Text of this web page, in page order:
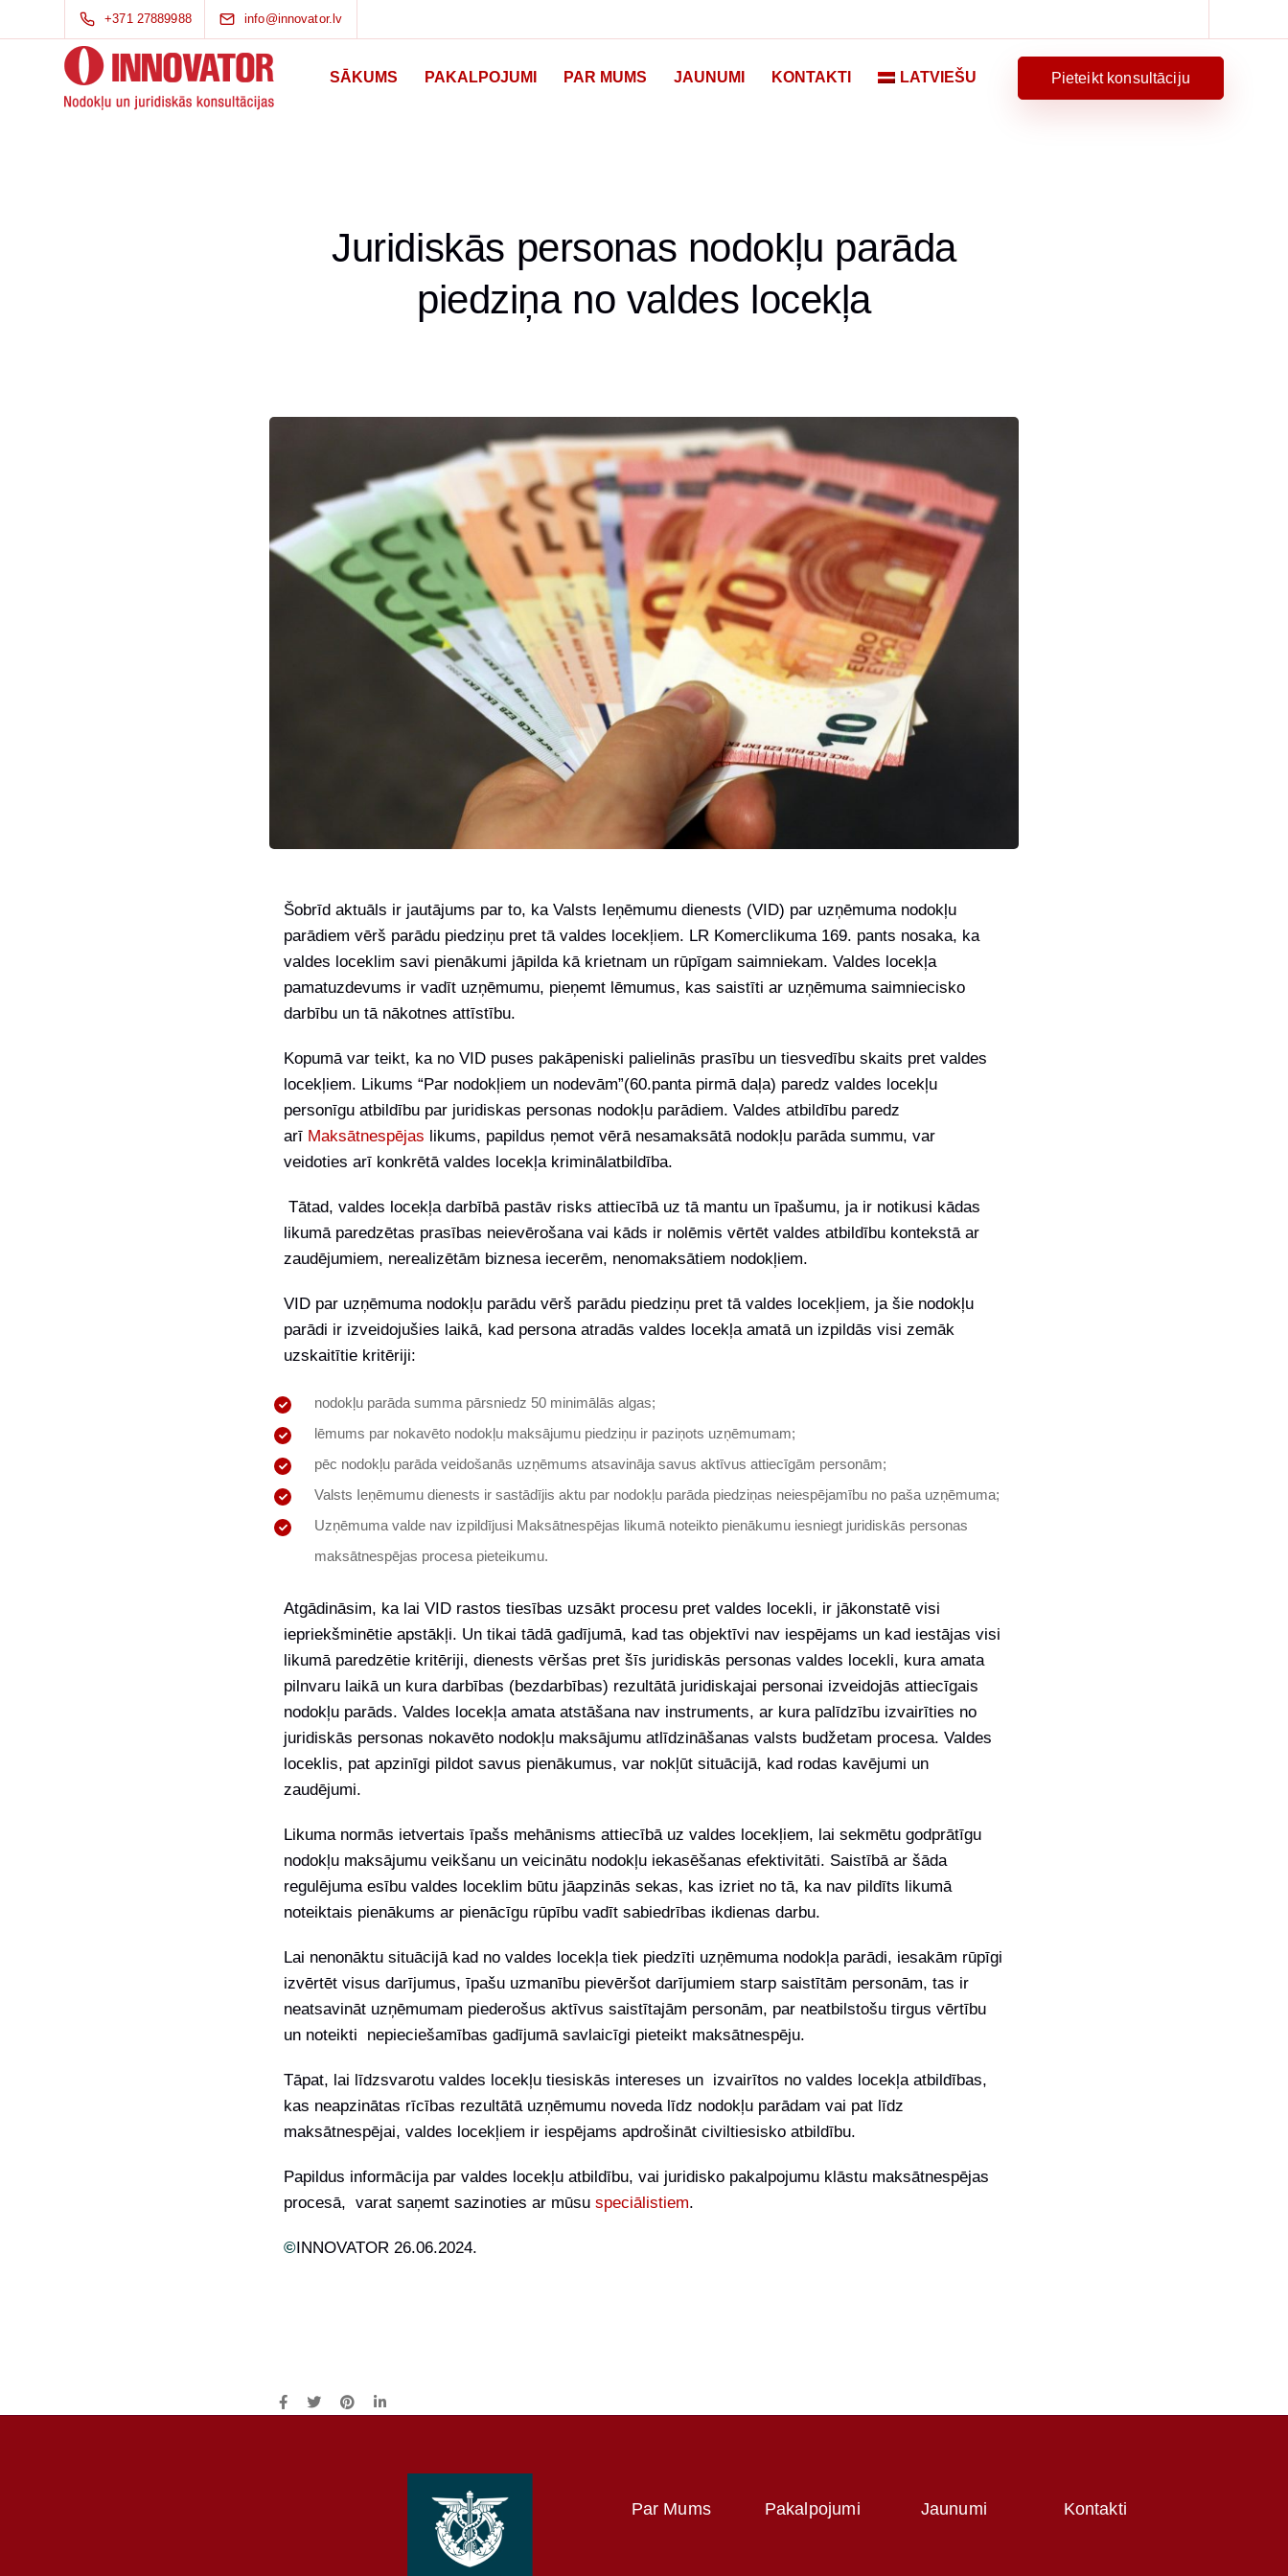
+371 27889988 info@innovator.lv
SĀKUMS PAKALPOJUMI PAR MUMS JAUNUMI KONTAKTI LATVIEŠU Pieteikt konsultāciju
Juridiskās personas nodokļu parāda
piedziņa no valdes locekļa
Šobrīd aktuāls ir jautājums par to, ka Valsts Ieņēmumu dienests (VID) par uzņēmuma nodokļu
parādiem vērš parādu piedziņu pret tā valdes locekļiem. LR Komerclikuma 169. pants nosaka, ka
valdes loceklim savi pienākumi jāpilda kā krietnam un rūpīgam saimniekam. Valdes locekļa
pamatuzdevums ir vadīt uzņēmumu, pieņemt lēmumus, kas saistīti ar uzņēmuma saimniecisko
darbību un tā nākotnes attīstību.
Kopumā var teikt, ka no VID puses pakāpeniski palielinās prasību un tiesvedību skaits pret valdes
locekļiem. Likums “Par nodokļiem un nodevām”(60.panta pirmā daļa) paredz valdes locekļu
personīgu atbildību par juridiskas personas nodokļu parādiem. Valdes atbildību paredz
arī Maksātnespējas likums, papildus ņemot vērā nesamaksātā nodokļu parāda summu, var
veidoties arī konkrētā valdes locekļa kriminālatbildība.
Tātad, valdes locekļa darbībā pastāv risks attiecībā uz tā mantu un īpašumu, ja ir notikusi kādas
likumā paredzētas prasības neievērošana vai kāds ir nolēmis vērtēt valdes atbildību kontekstā ar
zaudējumiem, nerealizētām biznesa iecerēm, nenomaksātiem nodokļiem.
VID par uzņēmuma nodokļu parādu vērš parādu piedziņu pret tā valdes locekļiem, ja šie nodokļu
parādi ir izveidojušies laikā, kad persona atradās valdes locekļa amatā un izpildās visi zemāk
uzskaitītie kritēriji:
nodokļu parāda summa pārsniedz 50 minimālās algas;
lēmums par nokavēto nodokļu maksājumu piedziņu ir paziņots uzņēmumam;
pēc nodokļu parāda veidošanās uzņēmums atsavināja savus aktīvus attiecīgām personām;
Valsts Ieņēmumu dienests ir sastādījis aktu par nodokļu parāda piedziņas neiespējamību no paša uzņēmuma;
Uzņēmuma valde nav izpildījusi Maksātnespējas likumā noteikto pienākumu iesniegt juridiskās personas
maksātnespējas procesa pieteikumu.
Atgādināsim, ka lai VID rastos tiesības uzsākt procesu pret valdes locekli, ir jākonstatē visi
iepriekšminētie apstākļi. Un tikai tādā gadījumā, kad tas objektīvi nav iespējams un kad iestājas visi
likumā paredzētie kritēriji, dienests vēršas pret šīs juridiskās personas valdes locekli, kura amata
pilnvaru laikā un kura darbības (bezdarbības) rezultātā juridiskajai personai izveidojās attiecīgais
nodokļu parāds. Valdes locekļa amata atstāšana nav instruments, ar kura palīdzību izvairīties no
juridiskās personas nokavēto nodokļu maksājumu atlīdzināšanas valsts budžetam procesa. Valdes
loceklis, pat apzinīgi pildot savus pienākumus, var nokļūt situācijā, kad rodas kavējumi un
zaudējumi.
Likuma normās ietvertais īpašs mehānisms attiecībā uz valdes locekļiem, lai sekmētu godprātīgu
nodokļu maksājumu veikšanu un veicinātu nodokļu iekasēšanas efektivitāti. Saistībā ar šāda
regulējuma esību valdes loceklim būtu jāapzinās sekas, kas izriet no tā, ka nav pildīts likumā
noteiktais pienākums ar pienācīgu rūpību vadīt sabiedrības ikdienas darbu.
Lai nenonāktu situācijā kad no valdes locekļa tiek piedzīti uzņēmuma nodokļa parādi, iesakām rūpīgi
izvērtēt visus darījumus, īpašu uzmanību pievēršot darījumiem starp saistītām personām, tas ir
neatsavināt uzņēmumam piederošus aktīvus saistītajām personām, par neatbilstošu tirgus vērtību
un noteikti nepieciešamības gadījumā savlaicīgi pieteikt maksātnespēju.
Tāpat, lai līdzsvarotu valdes locekļu tiesiskās intereses un izvairītos no valdes locekļa atbildības,
kas neapzinātas rīcības rezultātā uzņēmumu noveda līdz nodokļu parādam vai pat līdz
maksātnespējai, valdes locekļiem ir iespējams apdrošināt civiltiesisko atbildību.
Papildus informācija par valdes locekļu atbildību, vai juridisko pakalpojumu klāstu maksātnespējas
procesā, varat saņemt sazinoties ar mūsuspeciālistiem.
©INNOVATOR 26.06.2024.
Par Mums Pakalpojumi Jaunumi Kontakti